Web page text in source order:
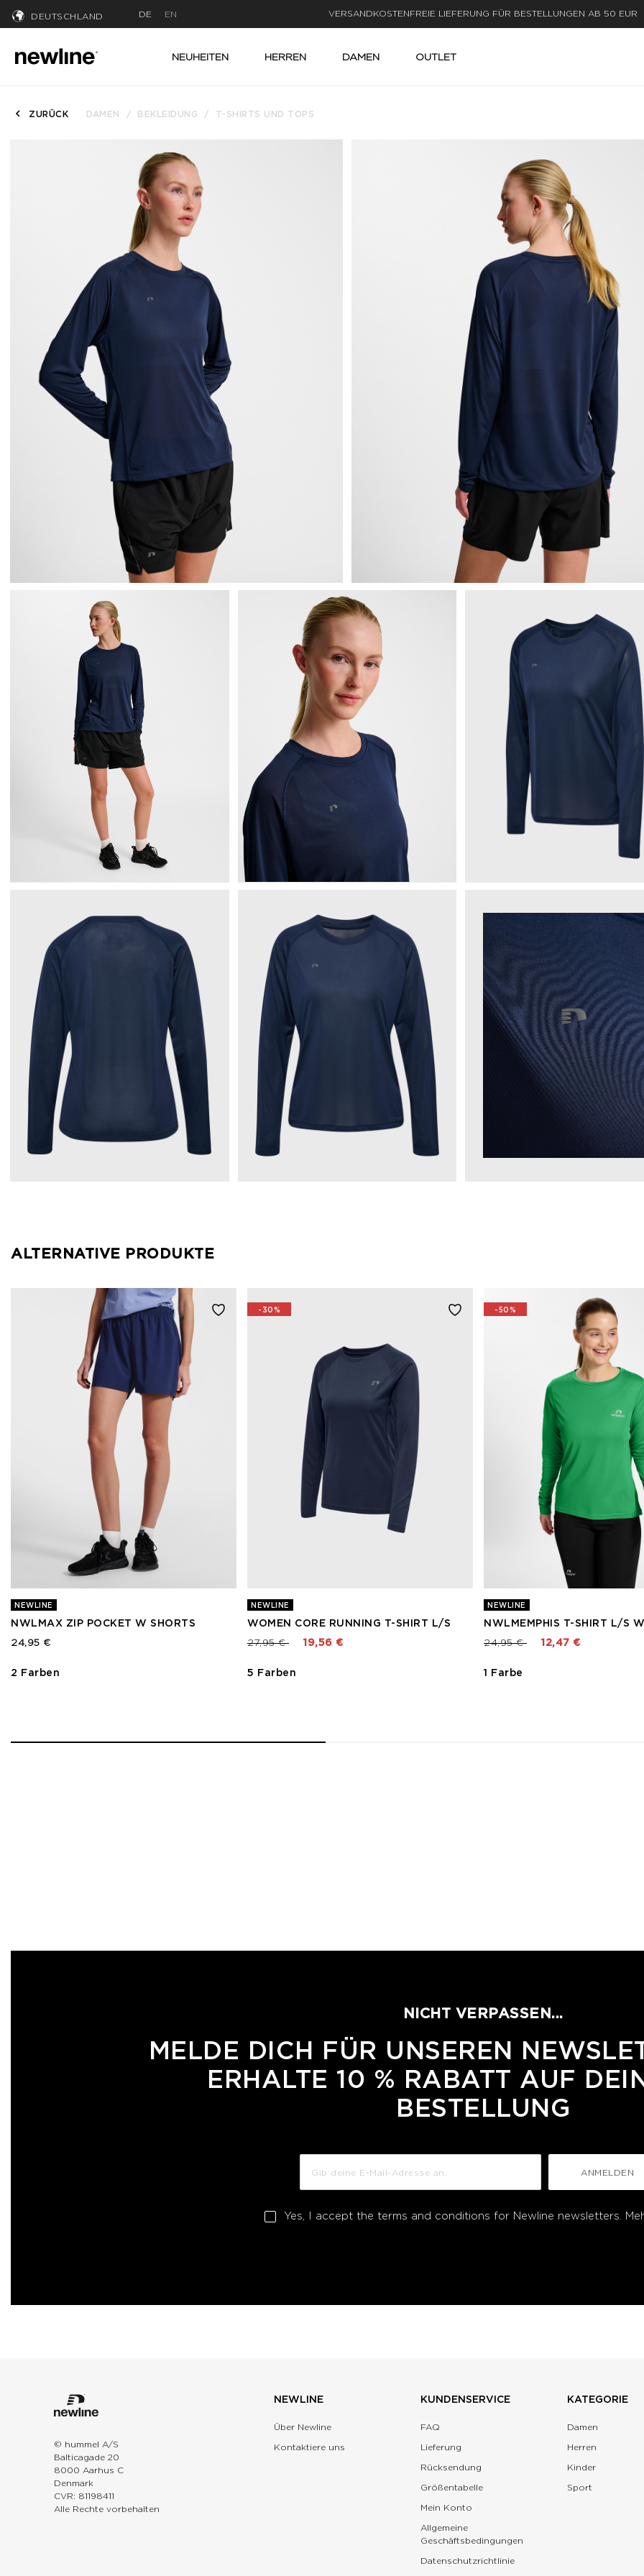
DEUTSCHLAND DE EN LIEFERUNG IN 1-3 WERKTAGEN
NEUHEITEN HERREN DAMEN OUTLET
ZURÜCK DAMEN BEKLEIDUNG T-SHIRTS UND TOPS
ALTERNATIVE PRODUKTE
NEWLINE
NWLMAX ZIP POCKET W SHORTS
24,95 €
2 Farben
-30%
NEWLINE
WOMEN CORE RUNNING T-SHIRT L/S
Preis reduziert von
27,95 €bis 19,56 €
5 Farben
-50%
NEWLINE
NWLMEMPHIS T-SHIRT L/S
Preis reduziert von
24,95 €bis 12,47 €
1 Farbe
NICHT VERPASSEN...
MELDE DICH FÜR UNSEREN
ERHALTE 10 % RABATT AUF
BESTELLUNG
ANMELDEN
Yes, I accept the terms and conditions for Newline newsletters.
© hummel A/S
Balticagade 20
8000 Aarhus C
Denmark
CVR: 81198411
Alle Rechte vorbehalten
NEWLINE
Über Newline
Kontaktiere uns
KUNDENSERVICE
FAQ
Lieferung
Rücksendung
Größentabelle
Mein Konto
Allgemeine
Geschäftsbedingungen
Datenschutzrichtlinie
KATEGORIE
Damen
Herren
Kinder
Sport